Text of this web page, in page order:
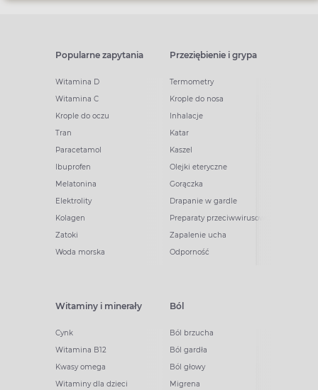
Popularne zapytania
Witamina D
Witamina C
Krople do oczu
Tran
Paracetamol
Ibuprofen
Melatonina
Elektrolity
Kolagen
Zatoki
Woda morska
Przeziębienie i grypa
Termometry
Krople do nosa
Inhalacje
Katar
Kaszel
Olejki eteryczne
Gorączka
Drapanie w gardle
Preparaty przeciwwirusowe
Zapalenie ucha
Odporność
Witaminy i minerały
Cynk
Witamina B12
Kwasy omega
Witaminy dla dzieci
Ból
Ból brzucha
Ból gardła
Ból głowy
Migrena